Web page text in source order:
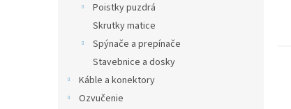
Poistky puzdrá
Skrutky matice
Spýnače a prepínače
Stavebnice a dosky
Káble a konektory
Ozvučenie